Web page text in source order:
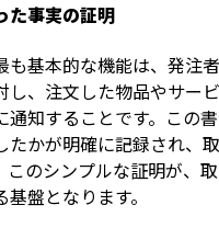
た事実の証明
も基本的な機能は、発注
し、注文した物品やサー
通知することです。この
たかが明確に記録され、
このシンプルな証明が、
盤となります。